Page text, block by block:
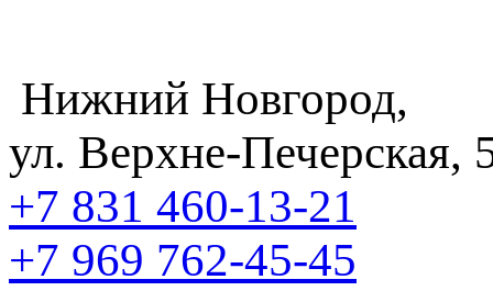
Нижний Новгород,
ул. Верхне-Печерская,
+7 831 460-13-21
+7 969 762-45-45